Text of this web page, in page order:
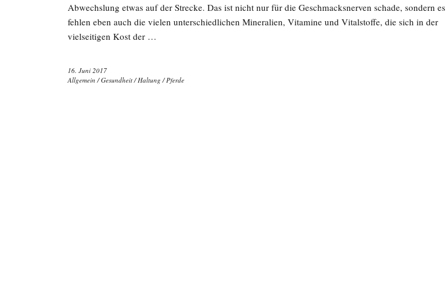
Abwechslung etwas auf der Strecke. Das ist nicht nur für die Geschmacksnerven schade, sondern es
fehlen eben auch die vielen unterschiedlichen Mineralien, Vitamine und Vitalstoffe, die sich in der
vielseitigen Kost der …
16. Juni 2017
Allgemein /Gesundheit/Haltung /Pferde